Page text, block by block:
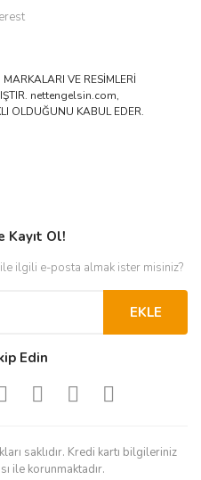
VE RESİMLERİ
nettengelsin.com,
OLDUĞUNU KABUL EDER.
Kayıt Ol!
ilgili e-posta almak ister misiniz?
EKLE
Edin
saklıdır. Kredi kartı bilgileriniz
ile korunmaktadır.